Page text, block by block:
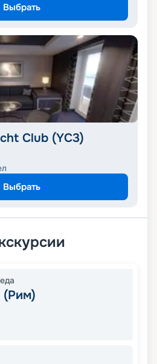
Выбрать
Club (YC3)
Выбрать
(Рим)